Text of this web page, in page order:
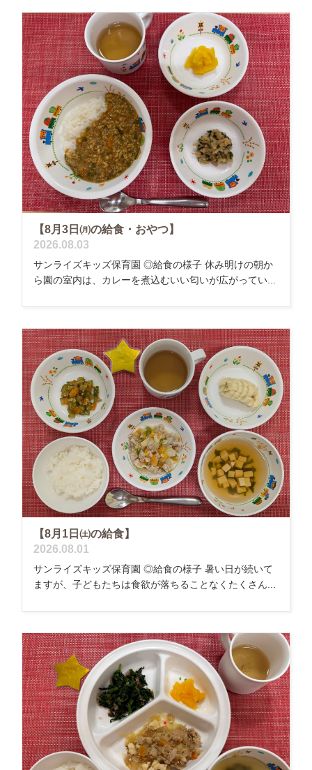
【8月3日㈪の給食・おやつ】
2026.08.03
サンライズキッズ保育園 ◎給食の様子 休み明けの朝か
ら園の室内は、カレーを煮込むいい匂いが広がってい...
【8月1日㈯の給食】
2026.08.01
サンライズキッズ保育園 ◎給食の様子 暑い日が続いて
ますが、子どもたちは食欲が落ちることなくたくさん...